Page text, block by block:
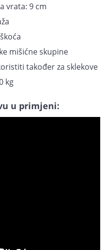
vrata: 9 cm
mišićne skupine
također za sklekove
kg
u primjeni: